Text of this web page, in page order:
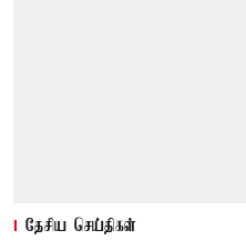
தேசிய செய்திகள்